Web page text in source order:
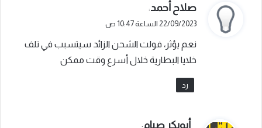
ي
ق
ل
صلاح أحمد:
22/09/2023 الساعة 10:47 ص
نعم يؤثر، فولت الشحن الزائد سيتسبب في تلف
خلايا البطارية خلال أسرع وقت ممكن
رد
يأبوبكر صيام: